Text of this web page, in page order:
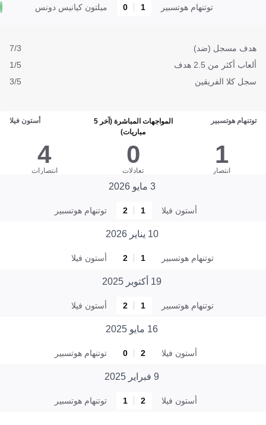
توتنهام هوتسبير 1
0 ميلتون كيانيس دونس
هدف مسجل (ضد)
7/3
ألعاب أكثر من 2.5 هدف
1/5
سجل كلا الفريقين
3/5
توتنهام هوتسبير
المواجهات المباشرة (آخر 5
مباريات)
أستون فيلا
1
انتصار
0
تعادلات
4
انتصارات
3 مايو 2026
أستون فيلا 1
2 توتنهام هوتسبير
10 يناير 2026
توتنهام هوتسبير 1
2 أستون فيلا
19 أكتوبر 2025
توتنهام هوتسبير 1
2 أستون فيلا
16 مايو 2025
أستون فيلا 2
0 توتنهام هوتسبير
9 فبراير 2025
أستون فيلا 2
1 توتنهام هوتسبير